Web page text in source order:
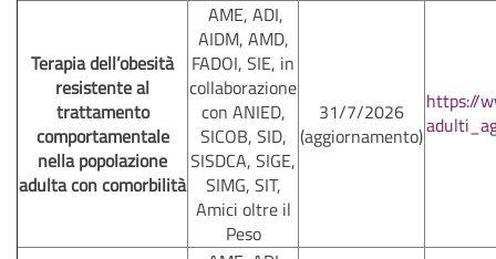
Terapia dell’obesità
resistente al
trattamento
comportamentale
nella popolazione
adulta con comorbilità
AME, ADI,
AIDM, AMD,
FADOI, SIE, in
collaborazione
con ANIED,
SICOB, SID,
SISDCA, SIGE,
SIMG, SIT,
Amici oltre il
Peso
31/7/2026
(aggiornamento)
https://